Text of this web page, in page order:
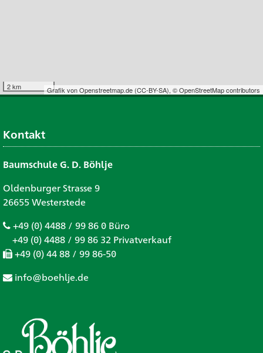
2 km Grafik vonOpenstreetmap.de (CC-BY-SA), © OpenStreetMap contributors
Kontakt
Baumschule G. D. Böhlje
Oldenburger Strasse 9
26655 Westerstede
+49 (0) 4488 / 99 86 0 Büro
+49 (0) 4488 / 99 86 32 Privatverkauf
+49 (0) 44 88 / 99 86-50
info@boehlje.de